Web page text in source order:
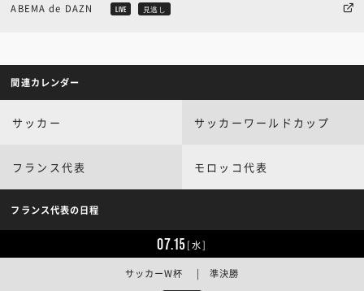
ABEMA de DAZN LIVE 見逃し
関連カレンダー
サッカー サッカーワールドカップ
フランス代表 モロッコ代表
フランス代表の日程
07.15[水]
サッカーW杯 | 準決勝